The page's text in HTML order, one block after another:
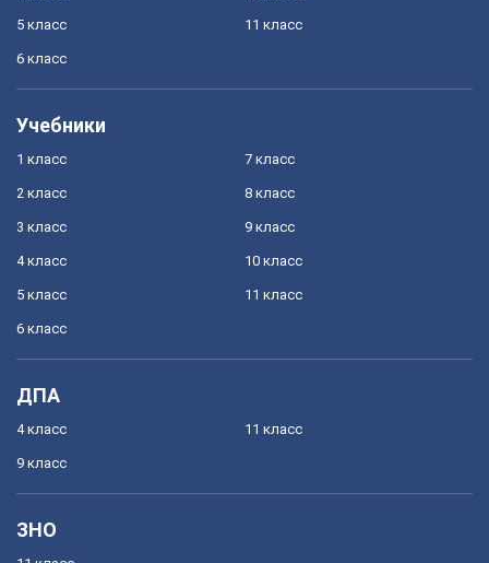
5 класс
6 класс
11 класс
Учебники
1 класс
2 класс
3 класс
4 класс
5 класс
6 класс
7 класс
8 класс
9 класс
10 класс
11 класс
ДПА
4 класс
9 класс
11 класс
ЗНО